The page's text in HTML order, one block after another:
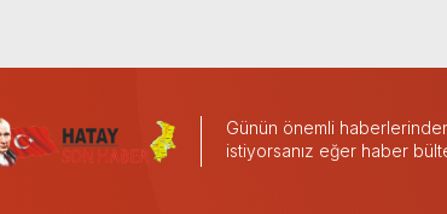
Günün önemli
istiyorsanız eğer haber